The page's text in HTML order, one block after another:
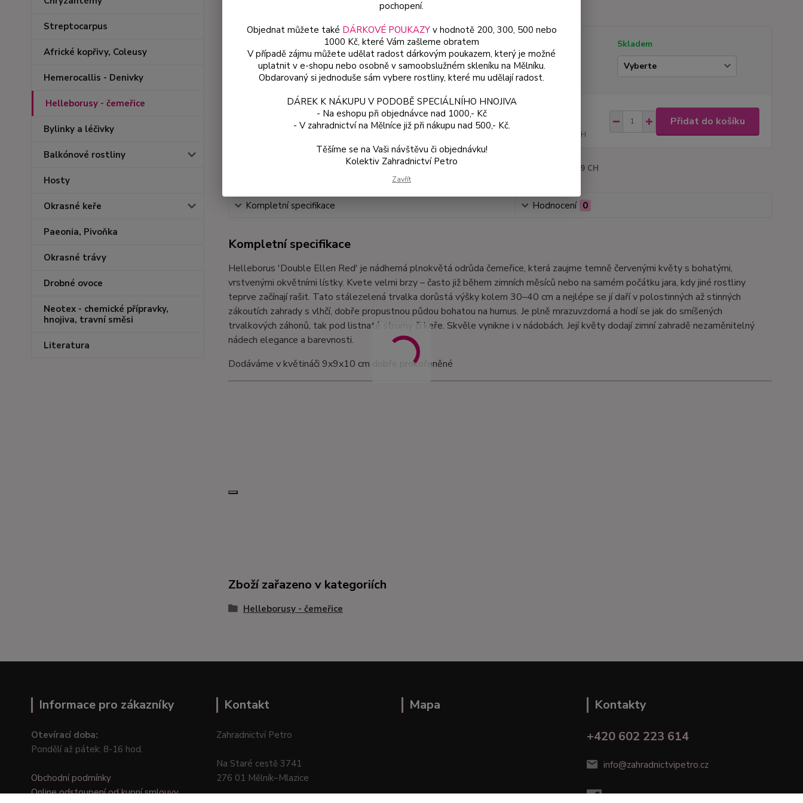
Streptocarpus
Africké kopřivy, Coleusy
Hemerocallis - Denivky
Helleborusy - čemeřice
Bylinky a léčivky
Balkónové rostliny
Hosty
Okrasné keře
Paeonia, Pivoňka
Okrasné trávy
Drobné ovoce
Neotex - chemické přípravky,
hnojiva, travní směsi
Literatura
Skladem
Varianta
bez DPH
Přidat do košíku
3009 CH
Kompletní specifikace Hodnocení 0
Kompletní specifikace
Helleborus 'Double Ellen Red' je nádherná plnokvětá odrůda čemeřice, která zaujme temně červenými květy s bohatými,
vrstvenými okvětními lístky. Kvete velmi brzy – často již během zimních měsíců nebo na samém počátku jara, kdy jiné rostliny
teprve začínají rašit. Tato stálezelená trvalka dorůstá výšky kolem 30–40 cm a nejlépe se jí daří v polostinných až stinných
zákoutích zahrady s vlhčí, dobře propustnou půdou bohatou na humus. Je plně mrazuvzdorná a hodí se jak do smíšených
trvalkových záhonů, tak pod listnaté stromy či keře. Skvěle vynikne i v nádobách. Její květy dodají zimní zahradě nezaměnitelný
nádech elegance a barevnosti.
Dodáváme v květináči 9x9x10 cm dobře prokořeněné
Zboží zařazeno v kategoriích
Helleborusy - čemeřice
Informace pro zákazníky
Otevírací doba:
Pondělí až pátek: 8-16 hod.
Obchodní podmínky
Online odstoupení od kupní smlouvy
Kontakt
Zahradnictví Petro
Na Staré cestě 3741
276 01 Mělník–Mlazice
Mapa
Kontakty
+420 602 223 614
info@zahradnictvipetro.cz
pochopení.
Objednat můžete také DÁRKOVÉ POUKAZYv hodnotě 200, 300, 500 nebo
1000 Kč, které Vám zašleme obratem
V případě zájmu můžete udělat radost dárkovým poukazem, který je možné
uplatnit v e-shopu nebo osobně v samoobslužném skleníku na Mělníku.
Obdarovaný si jednoduše sám vybere rostliny, které mu udělají radost.
DÁREK K NÁKUPU V PODOBĚ SPECIÁLNÍHO HNOJIVA
- Na eshopu při objednávce nad 1000,- Kč
- V zahradnictví na Mělníce již při nákupu nad 500,- Kč.
Těšíme se na Vaši návštěvu či objednávku!
Kolektiv Zahradnictví Petro
Zavřít